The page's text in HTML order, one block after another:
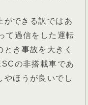
ができる訳ではあ
て過信をした運転
き事故を大きく
の非搭載車であ
やほうが良いでし